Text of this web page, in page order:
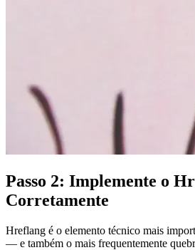
Passo 2: Implemente o
Corretamente
Hreflang é o elemento técnico mais
— e também o mais frequentemente